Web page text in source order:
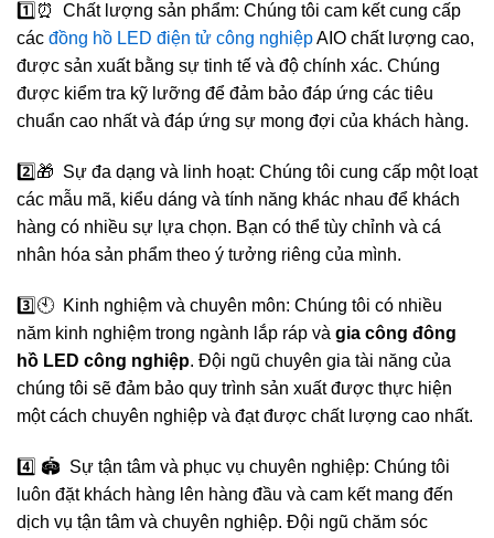
1️⃣⏰ Chất lượng sản phẩm: Chúng tôi cam kết cung cấp
các đồng hồ LED điện tử công nghiệpAIO chất lượng cao,
được sản xuất bằng sự tinh tế và độ chính xác. Chúng
được kiểm tra kỹ lưỡng để đảm bảo đáp ứng các tiêu
chuẩn cao nhất và đáp ứng sự mong đợi của khách hàng.
2️⃣🎁 Sự đa dạng và linh hoạt: Chúng tôi cung cấp một loạt
các mẫu mã, kiểu dáng và tính năng khác nhau để khách
hàng có nhiều sự lựa chọn. Bạn có thể tùy chỉnh và cá
nhân hóa sản phẩm theo ý tưởng riêng của mình.
3️⃣🕙 Kinh nghiệm và chuyên môn: Chúng tôi có nhiều
năm kinh nghiệm trong ngành lắp ráp và gia công đông
hồ LED công nghiệp. Đội ngũ chuyên gia tài năng của
chúng tôi sẽ đảm bảo quy trình sản xuất được thực hiện
một cách chuyên nghiệp và đạt được chất lượng cao nhất.
4️⃣ 🏟️ Sự tận tâm và phục vụ chuyên nghiệp: Chúng tôi
luôn đặt khách hàng lên hàng đầu và cam kết mang đến
dịch vụ tận tâm và chuyên nghiệp. Đội ngũ chăm sóc